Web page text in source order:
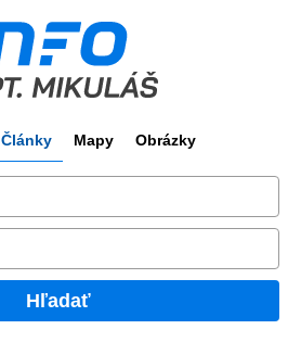
Články Mapy Obrázky
Hľadať